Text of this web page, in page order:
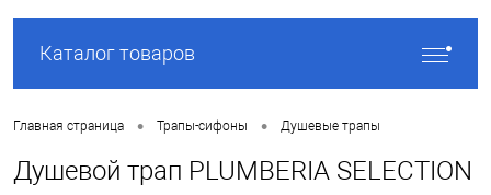
Каталог товаров
Главная страница • Трапы-сифоны • Душевые трапы
Душевой трап PLUMBERIA SELECTION